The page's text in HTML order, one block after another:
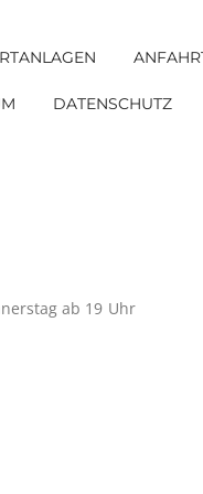
DATENSCHUTZ
ab 19 Uhr